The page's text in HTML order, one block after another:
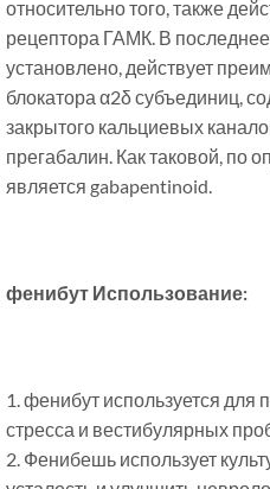
относительно того, также
рецептора ГАМК. В
установлено, действует
блокатора α2δ субъединиц,
закрытого кальциевых
прегабалин. Как таковой, по
является gabapentinoid.
фенибут Использование:
1. фенибут используется для
стресса и вестибулярных
2. Фенибешь использует